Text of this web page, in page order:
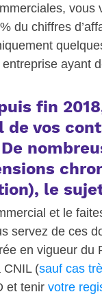
du chiffres
entreprise ayant
fin
de vos
le
et le
servez de ces
en vigueur
CNIL (sauf cas
et tenir votre